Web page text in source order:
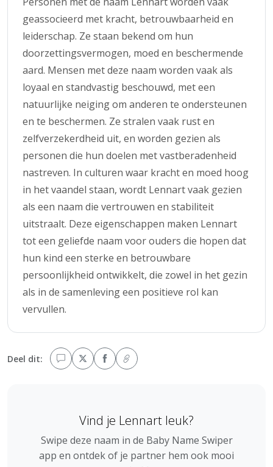
geassocieerd met kracht, betrouwbaarheid en
leiderschap. Ze staan bekend om hun
doorzettingsvermogen, moed en beschermende
aard. Mensen met deze naam worden vaak als
loyaal en standvastig beschouwd, met een
natuurlijke neiging om anderen te ondersteunen
en te beschermen. Ze stralen vaak rust en
zelfverzekerdheid uit, en worden gezien als
personen die hun doelen met vastberadenheid
nastreven. In culturen waar kracht en moed hoog
in het vaandel staan, wordt Lennart vaak gezien
als een naam die vertrouwen en stabiliteit
uitstraalt. Deze eigenschappen maken Lennart
tot een geliefde naam voor ouders die hopen dat
hun kind een sterke en betrouwbare
persoonlijkheid ontwikkelt, die zowel in het gezin
als in de samenleving een positieve rol kan
vervullen.
Deel dit:
Vind je Lennart leuk?
Swipe deze naam in de Baby Name Swiper
app en ontdek of je partner hem ook mooi